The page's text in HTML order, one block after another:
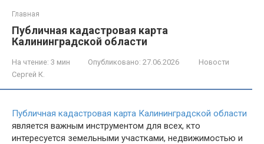
Главная
Публичная кадастровая карта
Калининградской области
На чтение: 3 мин Опубликовано: 27.06.2026
Новости
Сергей К.
Публичная кадастровая карта Калининградской области
является важным инструментом для всех, кто
интересуется земельными участками, недвижимостью и